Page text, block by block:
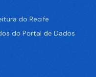
do Recife
do Portal de Dados